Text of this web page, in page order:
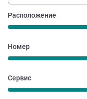
Расположение
Номер
Сервис